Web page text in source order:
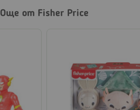
Още от Fisher Price